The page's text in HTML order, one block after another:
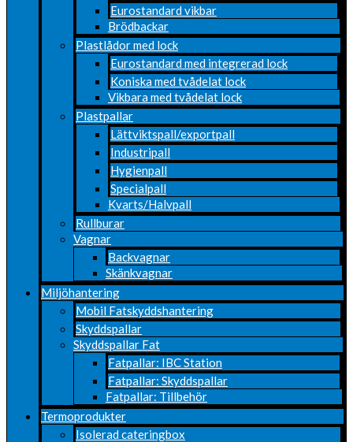
Eurostandard vikbar
Brödbackar
Plastlådor med lock
Eurostandard med integrerad lock
Koniska med tvådelat lock
Vikbara med tvådelat lock
Plastpallar
Lättviktspall/exportpall
Industripall
Hygienpall
Specialpall
Kvarts/Halvpall
Rullburar
Vagnar
Backvagnar
Skänkvagnar
Miljöhantering
Mobil Fatskyddshantering
Skyddspallar
Skyddspallar Fat
Fatpallar: IBC Station
Fatpallar: Skyddspallar
Fatpallar: Tillbehör
Termoprodukter
Isolerad cateringbox